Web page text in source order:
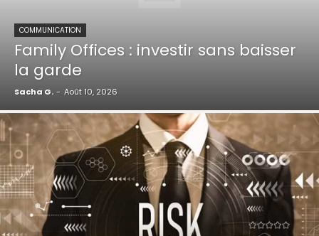
COMMUNICATION
Family Offices : investir sans baisser
la garde
Sacha G. - Août 10, 2026